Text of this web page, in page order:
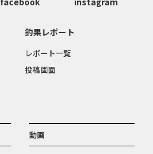
動画
釣果レポート
レポート一覧
投稿画面